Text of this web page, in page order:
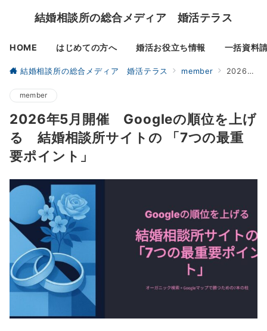
結婚相談所の総合メディア 婚活テラス
HOME はじめての方へ 婚活お役立ち情報 一括資料
結婚相談所の総合メディア 婚活テラス member 2026年5月開催 Googleの順位を上げる 結婚相談所サイトの 「7つの最重要ポイント」
member
2026年5月開催 Googleの順位を上げ
る 結婚相談所サイトの 「7つの最重
要ポイント」